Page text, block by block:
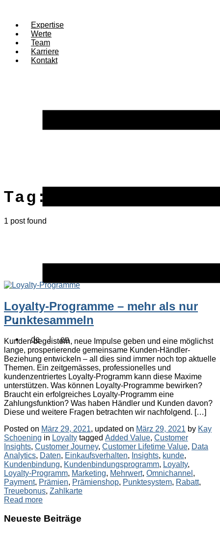
Expertise
Werte
Team
Karriere
Kontakt
de | en
Tag:
1 post found
Loyalty-Programme – mehr als nur
Punktesammeln
Kunden begeistern, neue Impulse geben und eine möglichst
lange, prosperierende gemeinsame Kunden-Händler-
Beziehung entwickeln – all dies sind immer noch top aktuelle
Themen. Ein zeitgemässes, professionelles und
kundenzentriertes Loyalty-Programm kann diese Maxime
unterstützen. Was können Loyalty-Programme bewirken?
Braucht ein erfolgreiches Loyalty-Programm eine
Zahlungsfunktion? Was haben Händler und Kunden davon?
Diese und weitere Fragen betrachten wir nachfolgend. […]
Posted on März 29, 2021, updated on März 29, 2021 by Kay
Schoening in Categories
Loyalty tagged Tags
Added Value, Customer
Insights, Customer Journey, Customer Lifetime Value, Data
Analytics, Daten, Einkaufsverhalten, Insights, kunde,
Kundenbindung, Kundenbindungsprogramm, Loyalty,
Loyalty-Programm, Marketing, Mehrwert, Omnichannel ,
Payment, Prämien, Prämienshop, Punktesystem, Rabatt,
Treuebonus, Zahlkarte
Read more
Neueste Beiträge